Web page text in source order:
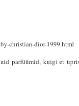
christian-dior-1999.html
parfüümid, kuigi et